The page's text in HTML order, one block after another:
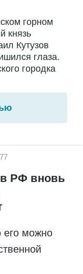
горном
князь
Кутузов
глаза.
городка
РФ вновь
его можно